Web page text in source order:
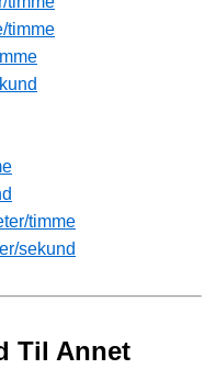
timme
timme
sekund
Til Annet